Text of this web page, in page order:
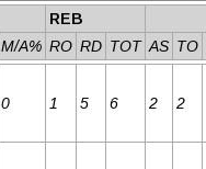
REB
M/A% RO RD TOT AS TO
0 1 5 6 2 2